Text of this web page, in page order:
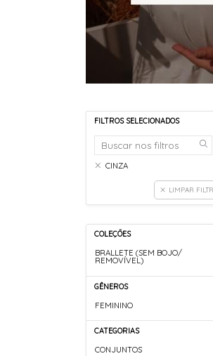
FILTROS SELECIONADOS
CINZA
LIMPAR
COLEÇÕES
BRALLETE (SEM BOJO/
REMOVÍVEL)
GÊNEROS
FEMININO
CATEGORIAS
CONJUNTOS